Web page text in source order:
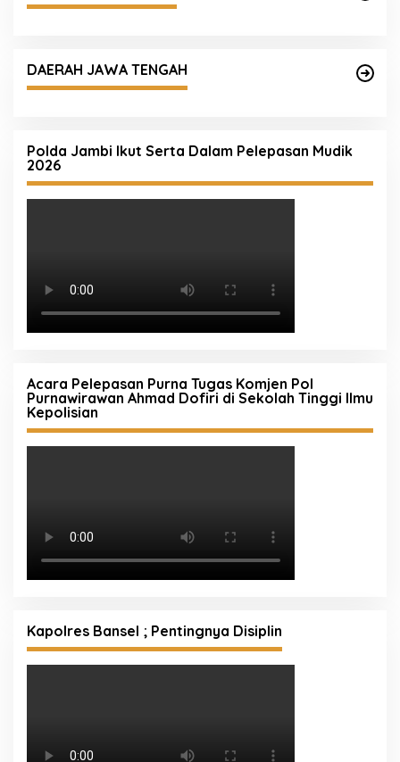
DAERAH JAWA TENGAH
Polda Jambi Ikut Serta Dalam Pelepasan Mudik
2026
Acara Pelepasan Purna Tugas Komjen Pol
Purnawirawan Ahmad Dofiri di Sekolah Tinggi Ilmu
Kepolisian
Kapolres Bansel ; Pentingnya Disiplin